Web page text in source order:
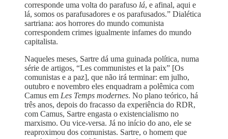
corresponde uma volta do parafuso lá, e afinal, aqui e
lá, somos os parafusadores e os parafusados.” Dialética
sartriana: aos horrores do mundo comunista
correspondem crimes igualmente infames do mundo
capitalista.
Naqueles meses, Sartre dá uma guinada política, numa
série de artigos, “Les communistes et la paix” [Os
comunistas e a paz], que não irá terminar: em julho,
outubro e novembro eles enquadram a polêmica com
Camus em Les Temps modernes. No plano teórico, há
três anos, depois do fracasso da experiência do RDR,
com Camus, Sartre engasta o existencialismo no
marxismo. Ou vice-versa. Já no início do ano, ele se
reaproximou dos comunistas. Sartre, o homem que